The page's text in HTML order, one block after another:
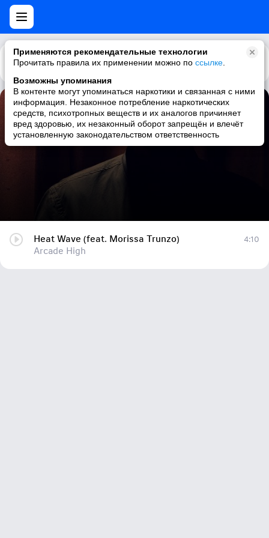
Применяются рекомендательные технологии
Прочитать правила их применении можно по ссылке
Возможны упоминания
В контенте могут упоминаться наркотики и связанная с ними
информация. Незаконное потребление наркотических
средств, психотропных веществ и их аналогов причиняет
вред здоровью, их незаконный оборот запрещён и влечёт
установленную законодательством ответственность
Каталог Рекомендации
Heat Wave (feat. Morissa Trunzo)
Arcade High
Heat Wave (feat. Morissa Trunzo)
Arcade High
4:10